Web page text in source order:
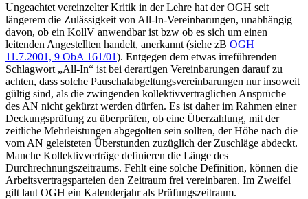
Ungeachtet vereinzelter Kritik in der Lehre hat der OGH seit
längerem die Zulässigkeit von All-In-Vereinbarungen, unabhängig
davon, ob ein KollV anwendbar ist bzw ob es sich um einen
leitenden Angestellten handelt, anerkannt (siehe zB OGH
11.7.2001, 9 ObA 161/01). Entgegen dem etwas irreführenden
Schlagwort „All-In“ ist bei derartigen Vereinbarungen darauf zu
achten, dass solche Pauschalabgeltungsvereinbarungen nur insoweit
gültig sind, als die zwingenden kollektivvertraglichen Ansprüche
des AN nicht gekürzt werden dürfen. Es ist daher im Rahmen einer
Deckungsprüfung zu überprüfen, ob eine Überzahlung, mit der
zeitliche Mehrleistungen abgegolten sein sollten, der Höhe nach die
vom AN geleisteten Überstunden zuzüglich der Zuschläge abdeckt.
Manche Kollektivverträge definieren die Länge des
Durchrechnungszeitraums. Fehlt eine solche Definition, können die
Arbeitsvertragsparteien den Zeitraum frei vereinbaren. Im Zweifel
gilt laut OGH ein Kalenderjahr als Prüfungszeitraum.